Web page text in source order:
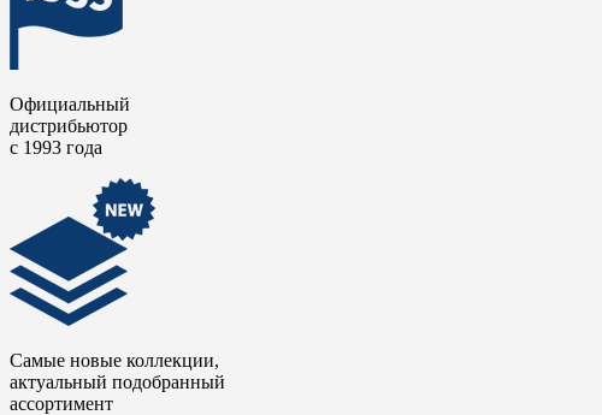
Официальный
дистрибьютор
с 1993 года
Самые новые коллекции,
актуальный подобранный
ассортимент